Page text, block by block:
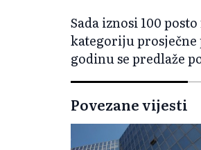
Sada iznosi 100
kategoriju prosječne
godinu se predlaže
Povezane vijesti